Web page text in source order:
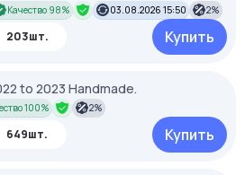
Качество 98% 03.08.2026 15:50 2%
203шт. Купить
to 2023 Handmade.
100% 2%
649шт. Купить